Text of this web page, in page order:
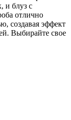
и блуз с
отлично
создавая эффект
Выбирайте свое